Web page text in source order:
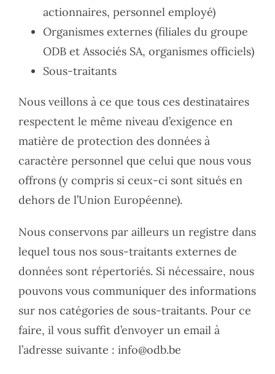
actionnaires, personnel employé)
Organismes externes (filiales du groupe
ODB et Associés SA, organismes officiels)
Sous-traitants
Nous veillons à ce que tous ces destinataires
respectent le même niveau d’exigence en
matière de protection des données à
caractère personnel que celui que nous vous
offrons (y compris si ceux-ci sont situés en
dehors de l’Union Européenne).
Nous conservons par ailleurs un registre dans
lequel tous nos sous-traitants externes de
données sont répertoriés. Si nécessaire, nous
pouvons vous communiquer des informations
sur nos catégories de sous-traitants. Pour ce
faire, il vous suffit d’envoyer un email à
l’adresse suivante : info@odb.be